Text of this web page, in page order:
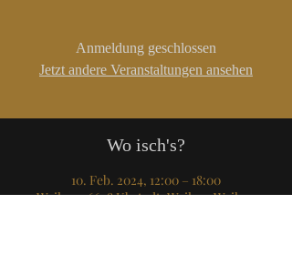
Anmeldung geschlossen
Jetzt andere Veranstaltungen ansehen
Wo isch's?
10. Feb. 2024, 12:00 – 18:00
Weiher, 76698 Ubstadt-Weiher-Weiher,